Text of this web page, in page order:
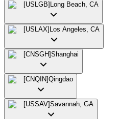
[USLGB] Long Beach, CA
[USLAX] Los Angeles, CA
[CNSGH]Shanghai
[CNQIN]Qingdao
[USSAV]Savannah, GA